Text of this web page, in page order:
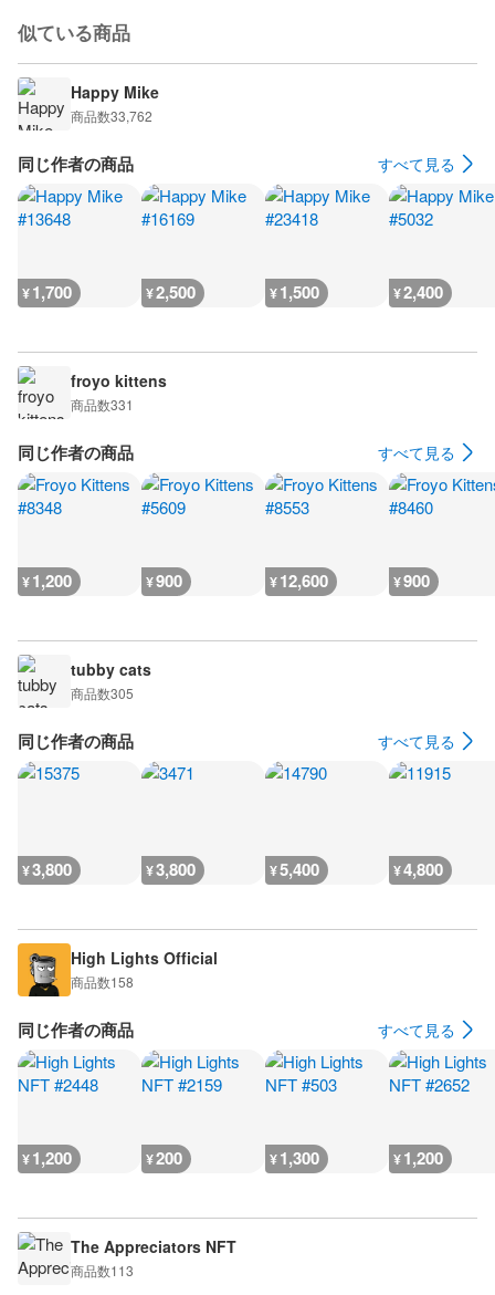
似ている商品
Happy Mike
商品数33,762
同じ作者の商品 すべて見る
¥1,700 ¥2,500 ¥1,500 ¥2,400
froyo kittens
商品数331
同じ作者の商品 すべて見る
¥1,200 ¥900 ¥12,600 ¥900
tubby cats
商品数305
同じ作者の商品 すべて見る
¥3,800 ¥3,800 ¥5,400 ¥4,800
High Lights Official
商品数158
同じ作者の商品 すべて見る
¥1,200 ¥200 ¥1,300 ¥1,200
The Appreciators NFT
商品数113